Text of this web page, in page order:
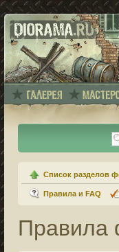
Список разделов
Правила и FAQ
Правила